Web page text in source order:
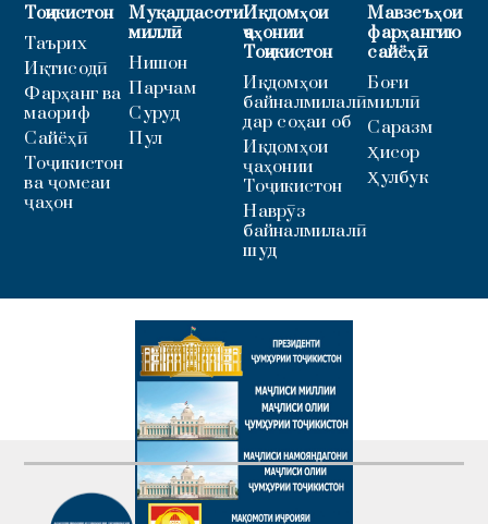
Тоҷикистон
Таърих
Иқтисодӣ
Фарҳанг ва
маориф
Сайёҳӣ
Тоҷикистон
ва ҷомеаи
ҷаҳон
Муқаддасоти
миллӣ
Нишон
Парчам
Суруд
Пул
Иқдомҳои
ҷаҳонии
Тоҷикистон
Иқдомҳои
байналмилалӣ
дар соҳаи об
Иқдомҳои
ҷаҳонии
Тоҷикистон
Наврӯз
байналмилалӣ
шуд
Мавзеъҳои
фарҳангию
сайёҳӣ
Боғи
миллӣ
Саразм
Ҳисор
Ҳулбук